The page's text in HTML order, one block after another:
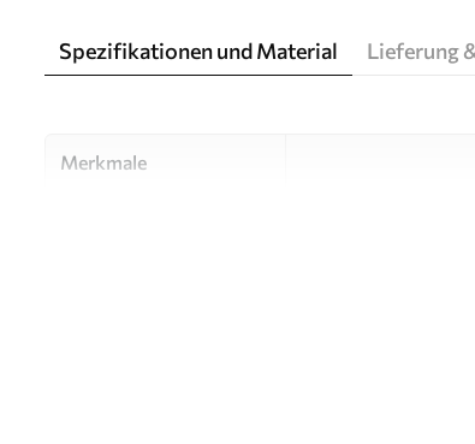
Spezifikationen und Material Lieferung
Merkmale